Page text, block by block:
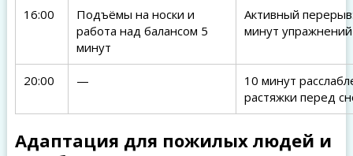
16:00
Подъёмы на носки и
работа над балансом 5
минут
Активный
минут
20:00 —
10 минут
растяжки перед
Адаптация для пожилых людей и